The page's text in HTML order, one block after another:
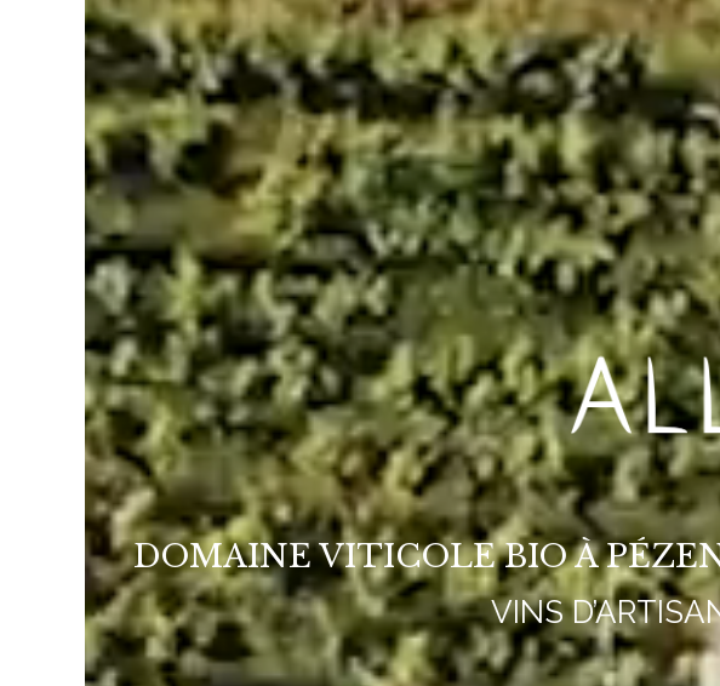
DOMAINE VITICOLE BIO À
VINS